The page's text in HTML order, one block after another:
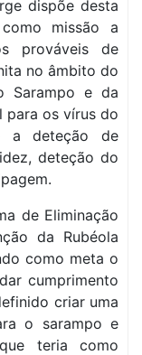
dispõe desta
missão a
prováveis de
no âmbito do
Sarampo e da
para os vírus do
a deteção de
deteção do
de Eliminação
da Rubéola
como meta o
cumprimento
criar uma
o sarampo e
teria como